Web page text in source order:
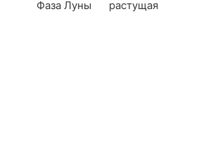
Фаза Луны
растущая